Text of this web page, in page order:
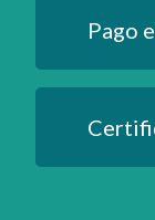
Pago